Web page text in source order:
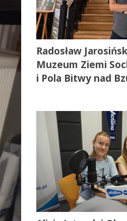
Radosław
Muzeum Ziemi
i Pola Bitwy nad